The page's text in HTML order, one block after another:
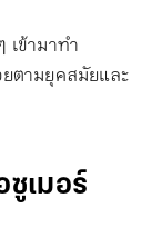
เข้ามาทำ
ตามยุคสมัยและ
เมอร์